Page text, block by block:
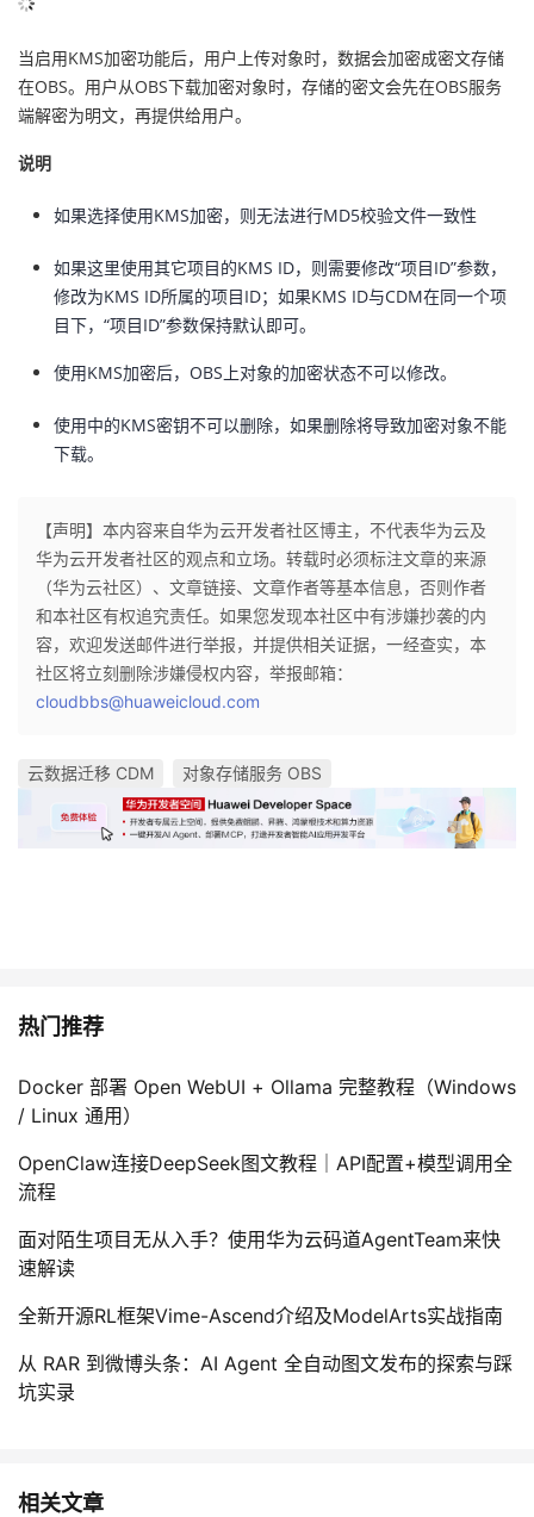
当启用KMS加密功能后，用户上传对象时，数据会加密成密文存储
在OBS。用户从OBS下载加密对象时，存储的密文会先在OBS服务
端解密为明文，再提供给用户。
说明
如果选择使用KMS加密，则无法进行MD5校验文件一致性
如果这里使用其它项目的KMS ID，则需要修改“项目ID”参数，
修改为KMS ID所属的项目ID；如果KMS ID与CDM在同一个项
目下，“项目ID”参数保持默认即可。
使用KMS加密后，OBS上对象的加密状态不可以修改。
使用中的KMS密钥不可以删除，如果删除将导致加密对象不能
下载。
【声明】本内容来自华为云开发者社区博主，不代表华为云及
华为云开发者社区的观点和立场。转载时必须标注文章的来源
（华为云社区）、文章链接、文章作者等基本信息，否则作者
和本社区有权追究责任。如果您发现本社区中有涉嫌抄袭的内
容，欢迎发送邮件进行举报，并提供相关证据，一经查实，本
社区将立刻删除涉嫌侵权内容，举报邮箱：
cloudbbs@huaweicloud.com
云数据迁移 CDM 对象存储服务 OBS
热门推荐
Docker 部署 Open WebUI + Ollama 完整教程（Windows
/ Linux 通用）
OpenClaw连接DeepSeek图文教程｜API配置+模型调用全
流程
面对陌生项目无从入手？使用华为云码道AgentTeam来快
速解读
全新开源RL框架Vime-Ascend介绍及ModelArts实战指南
从 RAR 到微博头条：AI Agent 全自动图文发布的探索与踩
坑实录
相关文章